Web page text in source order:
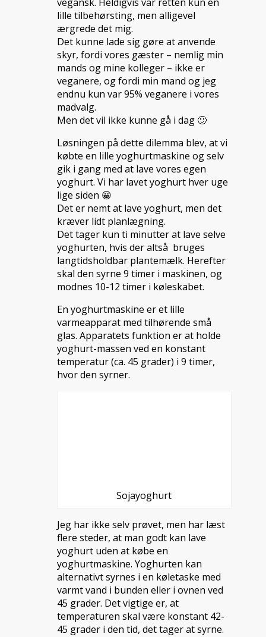
lille tilbehørsting, men alligevel
ærgrede det mig.
Det kunne lade sig gøre at anvende
skyr, fordi vores gæster – nemlig min
mands og mine kolleger – ikke er
veganere, og fordi min mand og jeg
endnu kun var 95% veganere i vores
madvalg.
Men det vil ikke kunne gå i dag 🙂
Løsningen på dette dilemma blev, at vi
købte en lille yoghurtmaskine og selv
gik i gang med at lave vores egen
yoghurt. Vi har lavet yoghurt hver uge
lige siden 😀
Det er nemt at lave yoghurt, men det
kræver lidt planlægning.
Det tager kun ti minutter at lave selve
yoghurten, hvis der altså bruges
langtidsholdbar plantemælk. Herefter
skal den syrne 9 timer i maskinen, og
modnes 10-12 timer i køleskabet.
En yoghurtmaskine er et lille
varmeapparat med tilhørende små
glas. Apparatets funktion er at holde
yoghurt-massen ved en konstant
temperatur (ca. 45 grader) i 9 timer,
hvor den syrner.
Sojayoghurt
Jeg har ikke selv prøvet, men har læst
flere steder, at man godt kan lave
yoghurt uden at købe en
yoghurtmaskine. Yoghurten kan
alternativt syrnes i en køletaske med
varmt vand i bunden eller i ovnen ved
45 grader. Det vigtige er, at
temperaturen skal være konstant 42-
45 grader i den tid, det tager at syrne.